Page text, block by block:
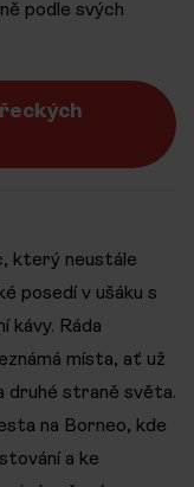
podle svých
který neustále
posedí v ušáku s
kávy. Ráda
místa, ať už
druhé straně světa.
na Borneo, kde
a ke